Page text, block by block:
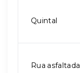
Quintal
Rua asfaltada